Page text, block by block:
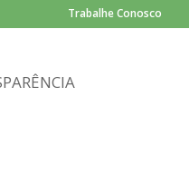
Trabalhe Conosco